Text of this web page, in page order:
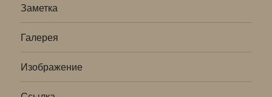
Заметка
Галерея
Изображение